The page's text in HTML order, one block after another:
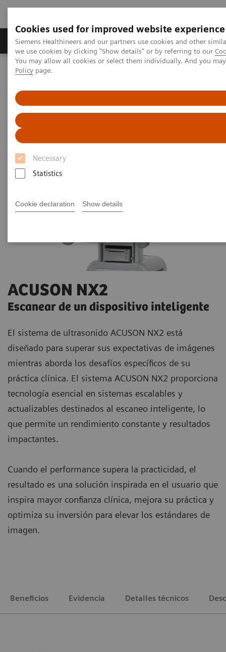
Cookies used for improved website experience
Siemens Healthineers and our partners use cookies and other
we use cookies by clicking "Show details" or by referring to our
You may allow all cookies or select them individually. And you
Policy page.
Necessary
Statistics
Cookie declaration Show details
Productos y servicios Especialidades Clínicas
Siemens Healthineers Latinoamérica
Sistema de ultrasonido serie ACUSON NX2
ACUSON NX2
Escanear de un dispositivo inteligente
El sistema de ultrasonido ACUSON NX2 está
diseñado para superar sus expectativas de imágenes
mientras aborda los desafíos específicos de su
práctica clínica. El sistema ACUSON NX2 proporciona
tecnología esencial en sistemas escalables y
actualizables destinados al escaneo inteligente, lo
que permite un rendimiento constante y resultados
impactantes.
Cuando el performance supera la practicidad, el
resultado es una solución inspirada en el usuario que
inspira mayor confianza clínica, mejora su práctica y
optimiza su inversión para elevar los estándares de
imagen.
Beneficios Evidencia Detalles técnicos